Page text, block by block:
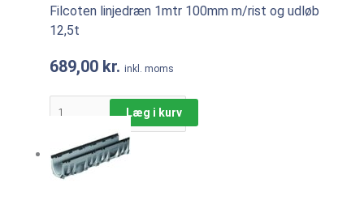
Filcoten linjedræn 1mtr 100mm m/rist og udløb
12,5t
689,00 kr. inkl. moms
Læg i kurv